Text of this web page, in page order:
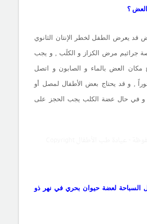
؟
قد يعرض الطفل لخطر الإنتان الثانوي
جراثيم مرض الكزاز و الكلَب , و يجب
العض بالماء و الصابون و اتصل
, و قد يحتاج بعض الأطفال لمصل أو
, و في حال عضة الكلب يجب الحجز على
لعضة حيوان بحري في نهر ذو